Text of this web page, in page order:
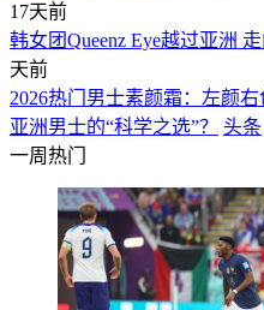
17天前
韩女团Queenz Eye越过亚洲
天前
2026热门男士素颜霜：左颜
亚洲男士的“科学之选”？
头条
一周热门